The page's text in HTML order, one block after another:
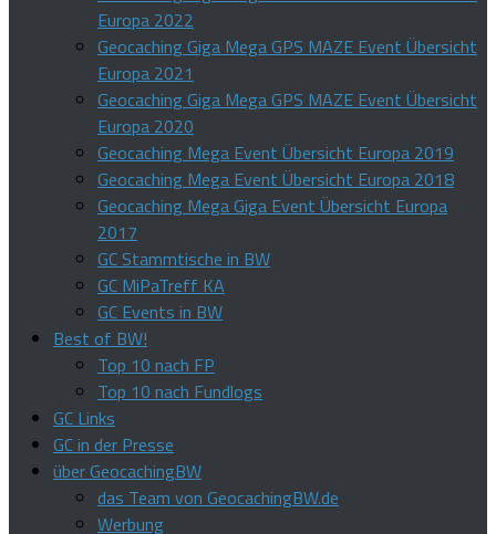
Europa 2022
Geocaching Giga Mega GPS MAZE Event Übersicht
Europa 2021
Geocaching Giga Mega GPS MAZE Event Übersicht
Europa 2020
Geocaching Mega Event Übersicht Europa 2019
Geocaching Mega Event Übersicht Europa 2018
Geocaching Mega Giga Event Übersicht Europa
2017
GC Stammtische in BW
GC MiPaTreff KA
GC Events in BW
Best of BW!
Top 10 nach FP
Top 10 nach Fundlogs
GC Links
GC in der Presse
über GeocachingBW
das Team von GeocachingBW.de
Werbung